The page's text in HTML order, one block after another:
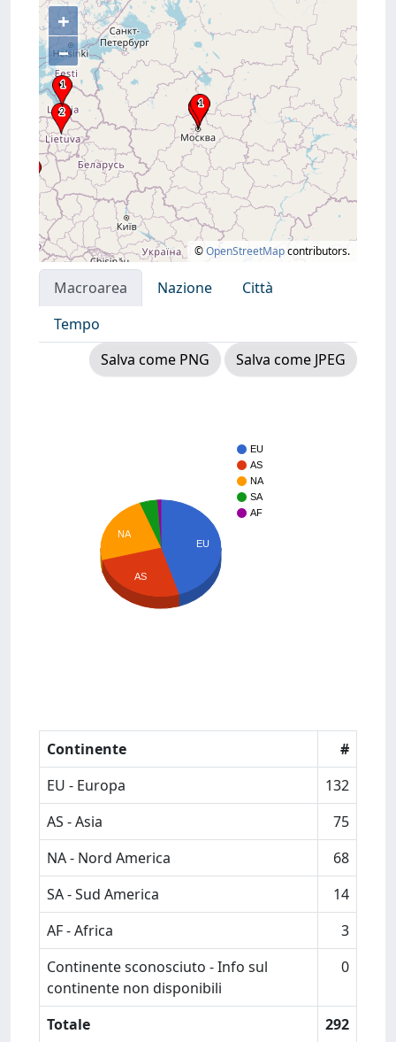
+
–
©OpenStreetMapcontributors.
Macroarea Nazione
Città
Tempo
Salva come PNG
Salva come JPEG
EU
AS
NA
SA
AF
EU
NA
AS
Continente
#
EU - Europa
132
AS - Asia
75
NA - Nord America
68
SA - Sud America
14
AF - Africa
3
Continente sconosciuto - Info sul
continente non disponibili
0
Totale 292